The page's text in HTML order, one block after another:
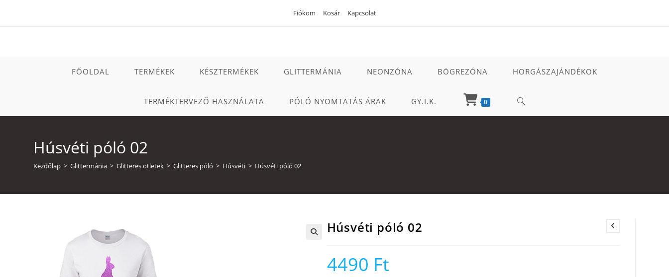
Fiókom Kosár Kapcsolat
FŐOLDAL TERMÉKEK KÉSZTERMÉKEK GLITTERMÁNIA NEONZÓNA BÖGREZÓNA HORGÁSZAJÁNDÉKOK
TERMÉKTERVEZŐ HASZNÁLATA PÓLÓ NYOMTATÁS ÁRAK GY.I.K. 0 TOGGLE
Húsvéti póló 02
Kezdőlap > Glittermánia > Glitteres ötletek > Glitteres póló > Húsvéti > Húsvéti póló 02
Húsvéti póló 02
4490 Ft